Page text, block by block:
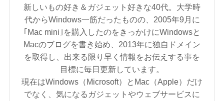
新しいもの好き＆ガジェット好きな40代。大学時
代からWindows一筋だったものの、2005年9月に
｢Mac mini｣を購入したのをきっかけにWindowsと
Macのブログを書き始め、2013年に独自ドメイン
を取得し、出来る限り早く情報をお伝えする事を
目標に毎日更新しています。
現在はWindows（Microsoft）とMac（Apple）だけ
でなく、気になるガジェットやウェブサービスに